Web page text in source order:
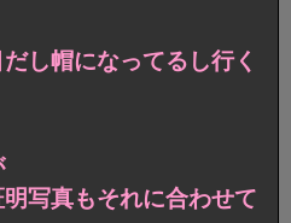
し帽になってるし行く
写真もそれに合わせて